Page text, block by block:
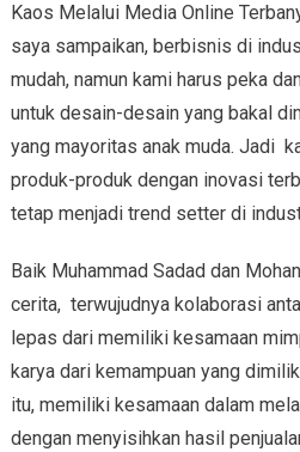
Kaos Melalui Media Online
saya sampaikan, berbisnis di
mudah, namun kami harus peka
untuk desain-desain yang bakal
yang mayoritas anak muda. Jadi
produk-produk dengan inovasi
tetap menjadi trend setter di
Baik Muhammad Sadad dan
cerita, terwujudnya kolaborasi
lepas dari memiliki kesamaan
karya dari kemampuan yang
itu, memiliki kesamaan dalam
dengan menyisihkan hasil